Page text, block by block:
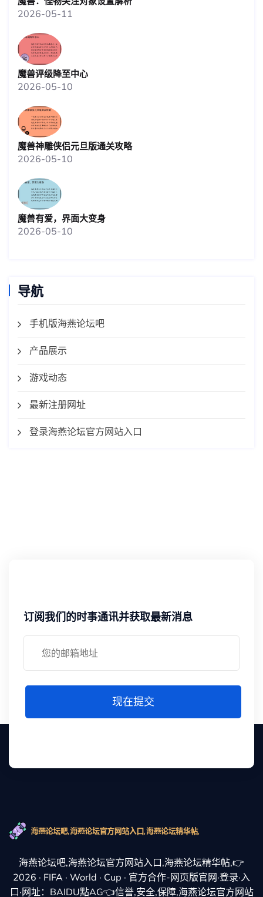
2026-05-11
魔兽评级降至中心
2026-05-10
魔兽神雕侠侣元旦版通关攻略
2026-05-10
魔兽有爱，界面大变身
2026-05-10
导航
手机版海燕论坛吧
产品展示
游戏动态
最新注册网址
登录海燕论坛官方网站入口
订阅我们的时事通讯并获取最新消息
现在提交
海燕论坛吧,海燕论坛官方网站入口,海燕论坛精华帖,👉
2026 · FIFA · World · Cup · 官方合作-网页版官网·登录·入
口·网址：BAIDU點AG👈信誉,安全,保障,海燕论坛官方网站